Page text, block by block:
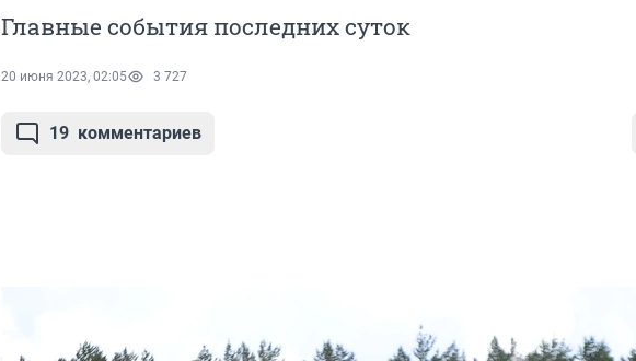
Главные события последних суток
20 июня 2023, 02:05 3 727
19 комментариев